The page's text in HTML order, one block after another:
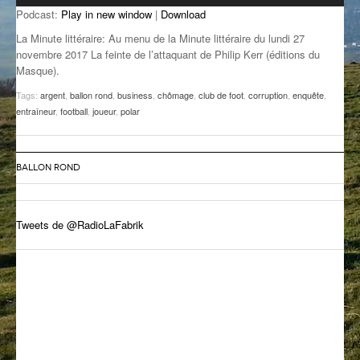
GROOVE N SUN
IL ÉTAIT UNE FOIS
LA FABRIK POÉTIK
LA MINUTE LITTÉRAIRE
LA SOUTERRAINE
NOS ANCIENS
PLUS DE MIX
Podcast: Play in new window | Download
La Minute littéraire: Au menu de la Minute littéraire du lundi 27
novembre 2017 La feinte de l’attaquant de Philip Kerr (éditions du
Masque).
Tags: argent ballon rond business chômage club de foot corruption enquête
entraîneur, football joueur, polar
BALLON ROND
Tweets de @RadioLaFabrik